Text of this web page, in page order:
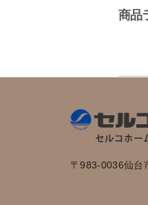
商品
〒983-0036仙台